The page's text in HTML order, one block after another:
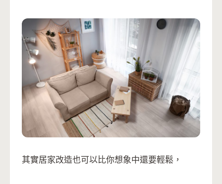
其實居家改造也可以比你想象中還要輕鬆，